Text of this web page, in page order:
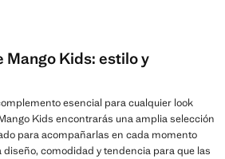
Mango Kids: estilo y
esencial para cualquier look
Kids encontrarás una amplia selección
para acompañarlas en cada momento
comodidad y tendencia para que las